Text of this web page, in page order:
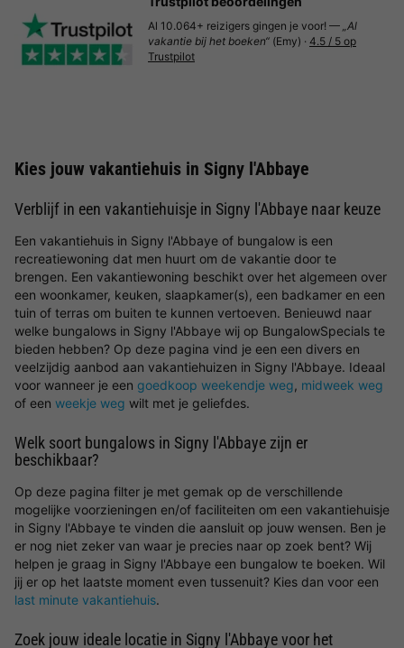
Al 10.064+ reizigers gingen je voor! — „Al
vakantie bij het boeken“ (Emy) · 4.5 / 5 op
Trustpilot
Kies jouw vakantiehuis in Signy l'Abbaye
Verblijf in een vakantiehuisje in Signy l'Abbaye naar keuze
Een vakantiehuis in Signy l'Abbaye of bungalow is een
recreatiewoning dat men huurt om de vakantie door te
brengen. Een vakantiewoning beschikt over het algemeen over
een woonkamer, keuken, slaapkamer(s), een badkamer en een
tuin of terras om buiten te kunnen vertoeven. Benieuwd naar
welke bungalows in Signy l'Abbaye wij op BungalowSpecials te
bieden hebben? Op deze pagina vind je een een divers en
veelzijdig aanbod aan vakantiehuizen in Signy l'Abbaye. Ideaal
voor wanneer je een goedkoop weekendje weg, midweek weg
of een weekje weg wilt met je geliefdes.
Welk soort bungalows in Signy l'Abbaye zijn er
beschikbaar?
Op deze pagina filter je met gemak op de verschillende
mogelijke voorzieningen en/of faciliteiten om een vakantiehuisje
in Signy l'Abbaye te vinden die aansluit op jouw wensen. Ben je
er nog niet zeker van waar je precies naar op zoek bent? Wij
helpen je graag in Signy l'Abbaye een bungalow te boeken. Wil
jij er op het laatste moment even tussenuit? Kies dan voor een
last minute vakantiehuis.
Zoek jouw ideale locatie in Signy l'Abbaye voor het